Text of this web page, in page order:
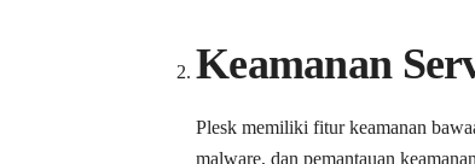
Keamanan
Plesk memiliki fitur keamanan
malware, dan pemantauan